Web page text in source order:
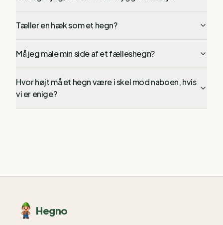
Tæller en hæk som et hegn?
Må jeg male min side af et fælleshegn?
Hvor højt må et hegn være i skel mod naboen, hvis
vi er enige?
Hegno